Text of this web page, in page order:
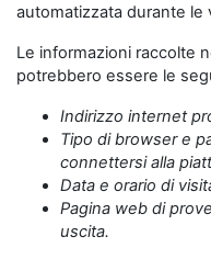
automatizzata durante le
Le informazioni raccolte
potrebbero essere le
Indirizzo internet
Tipo di browser e
connettersi alla
Data e orario di
Pagina web di
uscita.